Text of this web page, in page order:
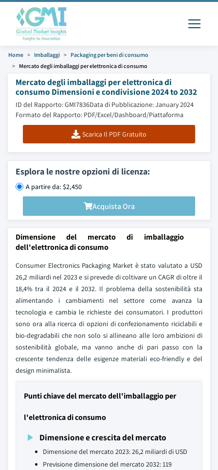
Home Imballaggi
Packaging per beni di consumo
Mercato degli imballaggi per elettronica di consumo
Mercato degli imballaggi per elettronica di
consumo Dimensioni e condivisione 2024 to 2032
ID del Rapporto: GMI7836Data di Pubblicazione: January 2024
Formato del Rapporto: PDF/Excel/Dashboard/Piattaforma
Scarica Il PDF Gratuito
Esplora le nostre opzioni di licenza:
A partire da: $2,450
Acquista Ora
Dimensione del mercato di imballaggio
dell'elettronica di consumo
Consumer Electronics Packaging Market è stato valutato a USD
26,2 miliardi nel 2023 e si prevede di coltivare un CAGR di oltre il
18,4% tra il 2024 e il 2032. Il problema della sostenibilità sta
alimentando i cambiamenti nel settore come avanza la
tecnologia e cambia le richieste dei consumatori. I produttori
sono ora alla ricerca di opzioni di confezionamento riciclabili e
bio-degradabili che non solo si allineano alle loro ambizioni di
sostenibilità globale, ma vanno anche di pari passo con la
crescente tendenza delle esigenze materiali eco-friendly e del
design minimalista.
Punti chiave del mercato dell'imballaggio per
l'elettronica di consumo
Dimensione e crescita del mercato
Dimensione del mercato 2023: 26,2 miliardi di USD
Previsione dimensione del mercato 2032: 119